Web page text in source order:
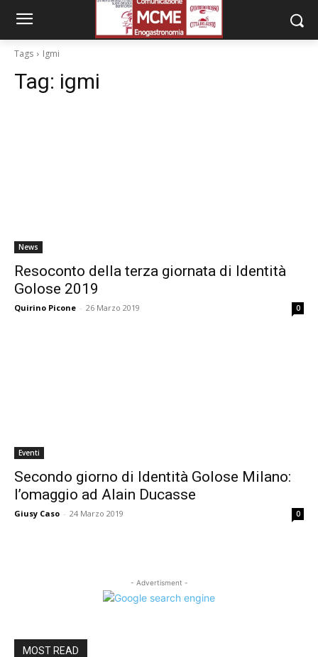
Tags Igmi
Tag: igmi
News
Resoconto della terza giornata di Identità
Golose 2019
Quirino Picone - 26 Marzo 2019 0
Eventi
Secondo giorno di Identità Golose Milano:
l’omaggio ad Alain Ducasse
Giusy Caso - 24 Marzo 2019 0
- Advertisment -
MOST READ